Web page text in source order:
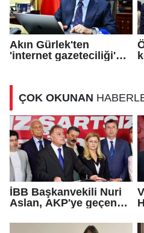
Akın Gürlek'ten
'internet gazeteciliği'
ÇOK OKUNAN
İBB Başkanvekili Nuri
Aslan, AKP'ye geçen
iddialarına yanıt verdi